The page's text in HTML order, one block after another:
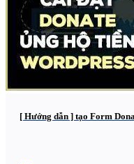
[ Hướng dẫn ] tạo Form